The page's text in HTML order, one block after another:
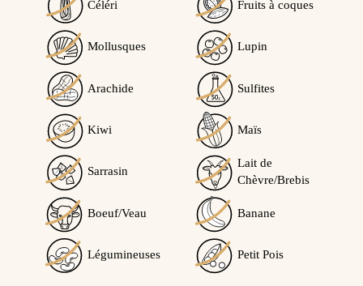
Céléri Fruits à coques
Mollusques Lupin
Arachide Sulfites
Kiwi Maïs
Sarrasin
Lait de
Chèvre/Brebis
Boeuf/Veau Banane
Légumineuses Petit Pois